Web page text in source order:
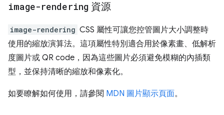
image-rendering 資源
image-rendering CSS 屬性可讓您控管圖片大小調整時
使用的縮放演算法。這項屬性特別適合用於像素畫、低解析
度圖片或 QR code，因為這些圖片必須避免模糊的內插類
型，並保持清晰的縮放和像素化。
如要瞭解如何使用，請參閱 MDN 圖片顯示頁面。